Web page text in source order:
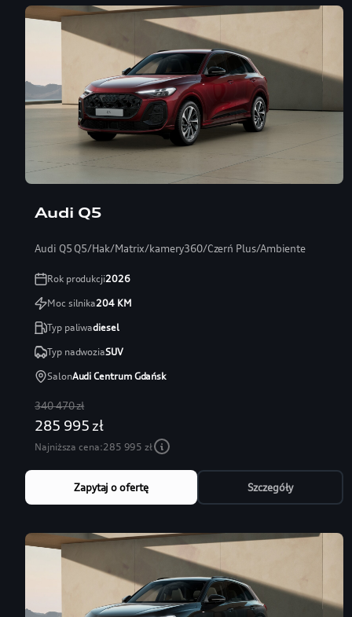
Audi Q5
Audi Q5 Q5/Hak/Matrix/kamery360/Czerń Plus/Ambiente
Rok produkcji2026
Moc silnika204KM
Typ paliwadiesel
Typ nadwoziaSUV
SalonAudi Centrum Gdańsk
340 470 zł
285 995 zł
Najniższa cena:285 995 zł
Zapytaj o ofertę Szczegóły